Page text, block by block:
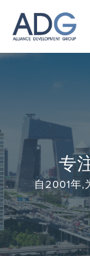
专
自2001年,